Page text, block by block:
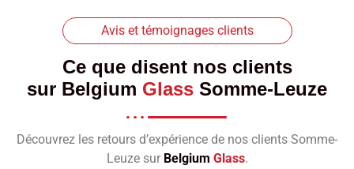
Avis et témoignages clients
Ce que disent nos clients
sur Belgium Glass Somme-Leuze
Découvrez les retours d’expérience de nos clients Somme-
Leuze sur Belgium Glass.